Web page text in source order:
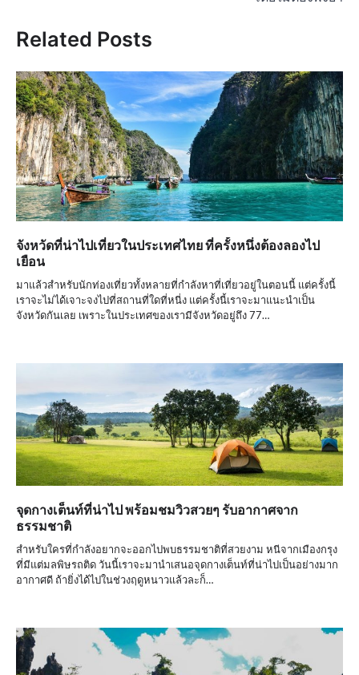
Related Posts
จังหวัดที่น่าไปเที่ยวในประเทศไทย ที่ครั้งหนึ่งต้องลองไป
เยือน
มาแล้วสำหรับนักท่องเที่ยวทั้งหลายที่กำลังหาที่เที่ยวอยู่ในตอนนี้ แต่ครั้งนี้
เราจะไม่ได้เจาะจงไปที่สถานที่ใดที่หนี่ง แต่ครั้งนี้เราจะมาแนะนำเป็น
จังหวัดกันเลย เพราะในประเทศของเรามีจังหวัดอยู่ถึง 77…
จุดกางเต็นท์ที่น่าไป พร้อมชมวิวสวยๆ รับอากาศจาก
ธรรมชาติ
สำหรับใครที่กำลังอยากจะออกไปพบธรรมชาติที่สวยงาม หนีจากเมืองกรุง
ที่มีแต่มลพิษรถติด วันนี้เราจะมานำเสนอจุดกางเต็นท์ที่น่าไปเป็นอย่างมาก
อากาศดี ถ้ายิ่งได้ไปในช่วงฤดูหนาวแล้วละก็…